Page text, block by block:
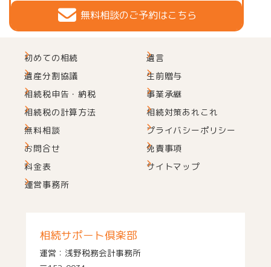
無料相談のご予約はこちら
初めての相続
遺産分割協議
相続税申告・納税
相続税の計算方法
遺言
生前贈与
事業承継
相続対策あれこれ
無料相談
お問合せ
料金表
運営事務所
プライバシーポリシー
免責事項
サイトマップ
相続サポート倶楽部
運営：浅野税務会計事務所